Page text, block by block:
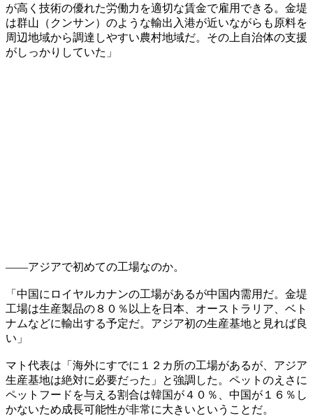
が高く技術の優れた労働力を適切な賃金で雇用できる。金堤
は群山（クンサン）のような輸出入港が近いながらも原料を
周辺地域から調達しやすい農村地域だ。その上自治体の支援
がしっかりしていた」
――アジアで初めての工場なのか。
「中国にロイヤルカナンの工場があるが中国内需用だ。金堤
工場は生産製品の８０％以上を日本、オーストラリア、ベト
ナムなどに輸出する予定だ。アジア初の生産基地と見れば良
い」
マト代表は「海外にすでに１２カ所の工場があるが、アジア
生産基地は絶対に必要だった」と強調した。ペットのえさに
ペットフードを与える割合は韓国が４０％、中国が１６％し
かないため成長可能性が非常に大きいということだ。